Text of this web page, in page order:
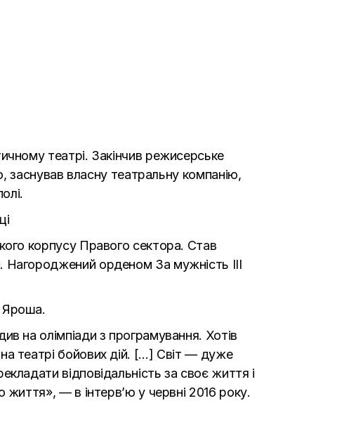
театрі. Закінчив режисерське
заснував власну театральну компанію,
корпусу Правого сектора. Став
орденом За мужність ІІІ
Яроша.
на олімпіади з програмування. Хотів
театрі бойових дій. […] Світ — дуже
відповідальність за своє життя і
життя», — в інтерв’ю у червні 2016 року.